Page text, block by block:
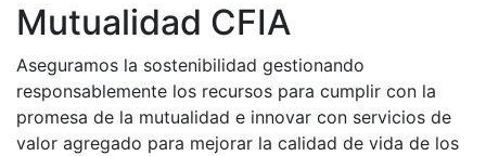
Mutualidad CFIA
Aseguramos la sostenibilidad gestionando
responsablemente los recursos para cumplir con la
promesa de la mutualidad e innovar con servicios de
valor agregado para mejorar la calidad de vida de los